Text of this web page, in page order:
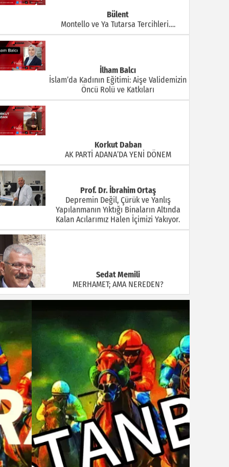
Bülent
Montello ve Ya Tutarsa Tercihleri….
İlham Balcı
İslam’da Kadının Eğitimi: Aişe Validemizin
Öncü Rolü ve Katkıları
Korkut Daban
AK PARTİ ADANA’DA YENİ DÖNEM
Prof. Dr. İbrahim Ortaş
Depremin Değil, Çürük ve Yanlış
Yapılanmanın Yıktığı Binaların Altında
Kalan Acılarımız Halen İçimizi Yakıyor.
Sedat Memili
MERHAMET; AMA NEREDEN?
Ünsal Özdiker
Bunları Biliyor muydunuz?